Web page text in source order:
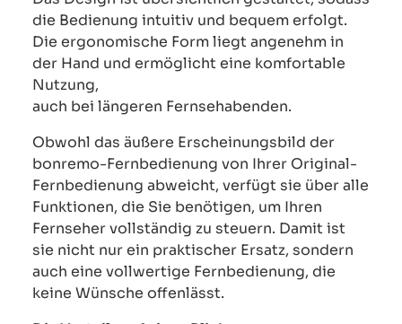
die Bedienung intuitiv und bequem erfolgt.
Die ergonomische Form liegt angenehm in
der Hand und ermöglicht eine komfortable
Nutzung,
auch bei längeren Fernsehabenden.
Obwohl das äußere Erscheinungsbild der
bonremo-Fernbedienung von Ihrer Original-
Fernbedienung abweicht, verfügt sie über alle
Funktionen, die Sie benötigen, um Ihren
Fernseher vollständig zu steuern. Damit ist
sie nicht nur ein praktischer Ersatz, sondern
auch eine vollwertige Fernbedienung, die
keine Wünsche offenlässt.